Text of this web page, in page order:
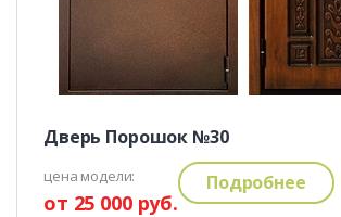
Дверь Порошок №30
цена модели:
от 25 000 руб.
Подробнее